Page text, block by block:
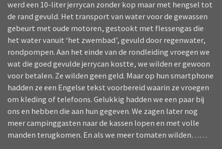
werd een 10-liter jerrycan zonder kop maar met hengsel tot
de rand gevuld. Het transport van water voor de gewassen
gebeurt met oude motoren, gestookt met flessengas die
het water vanuit ‘het zwembad’, gevuld door regenwater,
rondpompen. Aan het einde van de rondleiding vroegen we
wat die goed gevulde jerrycan kostte, we wilden er gewoon
voor betalen. Ze wilden geen geld. Maar op hun smartphone
hadden ze een Engelse tekst voorbereid waarin ze vroegen
om kleding of telefoons. Gelukkig hadden we een paar bij
ons en hebben die aan hun gegeven. We zagen later nog
meer campinggasten naar de kassen lopen en met volle
manden terugkomen. En als we meer tomaten wilden……